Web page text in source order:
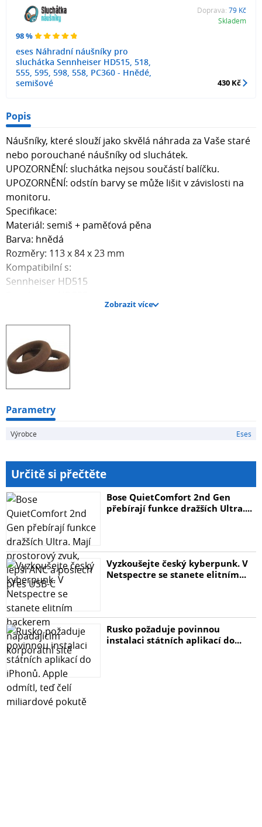
98 %
eses Náhradní náušníky pro
sluchátka Sennheiser HD515, 518,
555, 595, 598, 558, PC360 - Hnědé,
semišové
Doprava: 79 Kč
Skladem
430 Kč
Popis
Náušníky, které slouží jako skvělá náhrada za Vaše staré
nebo porouchané náušníky od sluchátek.
UPOZORNĚNÍ: sluchátka nejsou součástí balíčku.
UPOZORNĚNÍ: odstín barvy se může lišit v závislosti na
monitoru.
Specifikace:
Materiál: semiš + paměťová pěna
Barva: hnědá
Rozměry: 113 x 84 x 23 mm
Kompatibilní s:
Sennheiser HD515
Sennheiser HD598
Sennheiser HD558
Sennheiser PC360
Balíček obsahuje jeden pár náušníků.
Zobrazit více
Parametry
Výrobce Eses
Určitě si přečtěte
Bose QuietComfort 2nd Gen
přebírají funkce dražších Ultra....
Vyzkoušejte český kyberpunk. V
Netspectre se stanete elitním...
Rusko požaduje povinnou
instalaci státních aplikací do...